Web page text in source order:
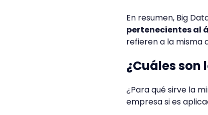
En resumen, Big
pertenecientes al
refieren a la misma
¿Cuáles
¿Para qué sirve la
empresa si es